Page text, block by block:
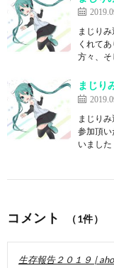
まじり
くれて
方々、
まじり
まじり
参加頂
いまし
コメント （1件）
生存報告２０１９ |